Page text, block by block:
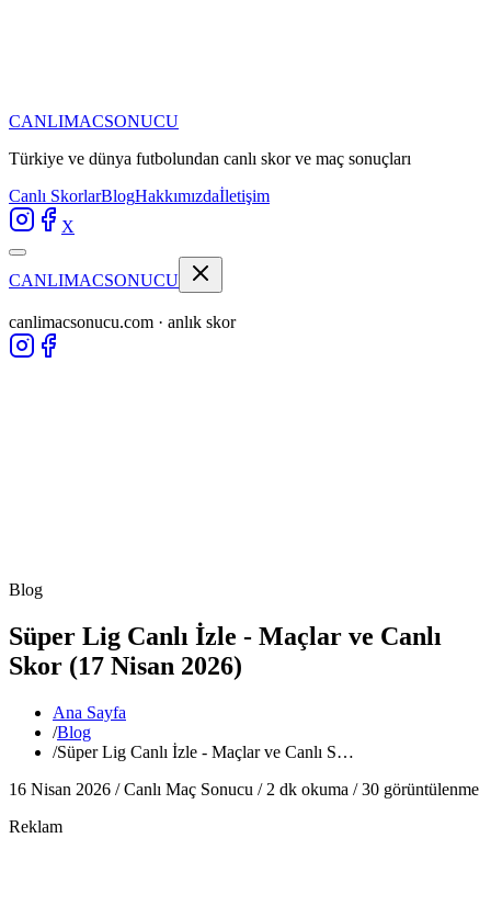
CANLIMACSONUCU
Türkiye ve dünya futbolundan canlı skor ve maç sonuçları
Canlı SkorlarBlogHakkımızdaİletişim
X
CANLIMACSONUCU
canlimacsonucu.com · anlık skor
Blog
Süper Lig Canlı İzle - Maçlar ve Canlı
Skor (17 Nisan 2026)
Ana Sayfa
/Blog
/Süper Lig Canlı İzle - Maçlar ve Canlı S…
16 Nisan 2026 /Canlı Maç Sonucu / 2 dk okuma /30 görüntülenme
Reklam